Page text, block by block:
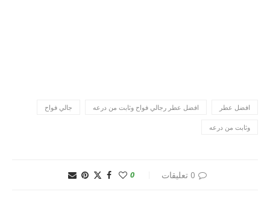
افضل عطر افضل عطر رجالي فواح وثابت من درعه جالي فواح
وثابت من درعه
0 تعليقات 0